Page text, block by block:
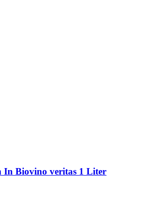
In Biovino veritas 1 Liter